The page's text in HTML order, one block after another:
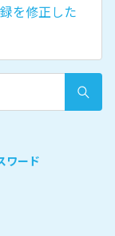
を修正した
ワード